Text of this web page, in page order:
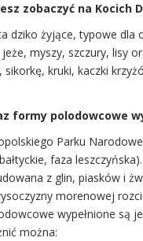
zobaczyć na Kocich
dziko żyjące, typowe
myszy, szczury, lisy
kruki, kaczki
formy polodowcowe
Parku
faza
z glin, piasków i
morenowej
wypełnione
można: